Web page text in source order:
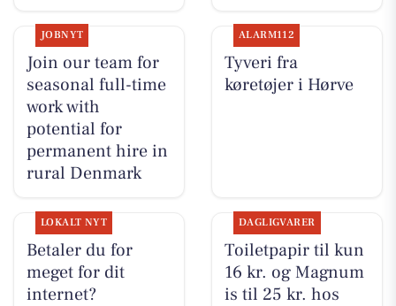
JOBNYT
Join our team for
seasonal full-time
work with
potential for
permanent hire in
rural Denmark
ALARM112
Tyveri fra
køretøjer i Hørve
LOKALT NYT
Betaler du for
meget for dit
internet?
DAGLIGVARER
Toiletpapir til kun
16 kr. og Magnum
is til 25 kr. hos